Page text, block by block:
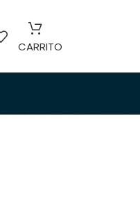
CARRITO